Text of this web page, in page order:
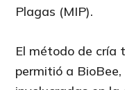
Plagas (MIP).
El método de cría
permitió a